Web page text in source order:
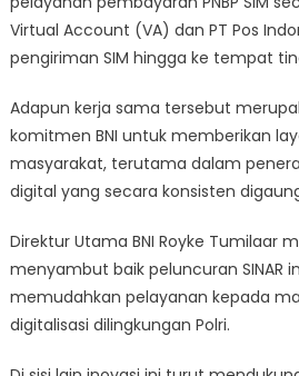
Virtual Account (VA) dan PT Pos
pengiriman SIM hingga ke tempat
Adapun kerja sama tersebut
komitmen BNI untuk memberikan
masyarakat, terutama dalam
digital yang secara konsisten
Direktur Utama BNI Royke Tumilaar
menyambut baik peluncuran SINAR
memudahkan pelayanan kepada
digitalisasi dilingkungan Polri.